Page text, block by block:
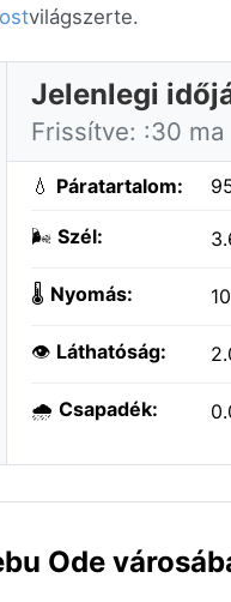
világszerte.
Jelenlegi
Frissítve: :30 ma
💧 Páratartalom:
🌬️ Szél:
🌡️ Nyomás:
👁️ Láthatóság:
🌧️ Csapadék:
Ode